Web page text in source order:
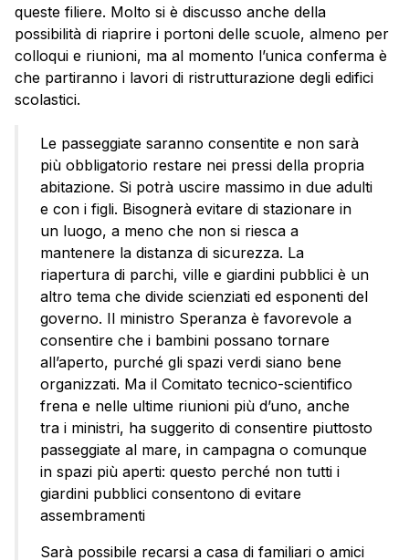
queste filiere. Molto si è discusso anche della
possibilità di riaprire i portoni delle scuole, almeno per
colloqui e riunioni, ma al momento l’unica conferma è
che partiranno i lavori di ristrutturazione degli edifici
scolastici.
Le passeggiate saranno consentite e non sarà
più obbligatorio restare nei pressi della propria
abitazione. Si potrà uscire massimo in due adulti
e con i figli. Bisognerà evitare di stazionare in
un luogo, a meno che non si riesca a
mantenere la distanza di sicurezza. La
riapertura di parchi, ville e giardini pubblici è un
altro tema che divide scienziati ed esponenti del
governo. Il ministro Speranza è favorevole a
consentire che i bambini possano tornare
all’aperto, purché gli spazi verdi siano bene
organizzati. Ma il Comitato tecnico-scientifico
frena e nelle ultime riunioni più d’uno, anche
tra i ministri, ha suggerito di consentire piuttosto
passeggiate al mare, in campagna o comunque
in spazi più aperti: questo perché non tutti i
giardini pubblici consentono di evitare
assembramenti
Sarà possibile recarsi a casa di familiari o amici